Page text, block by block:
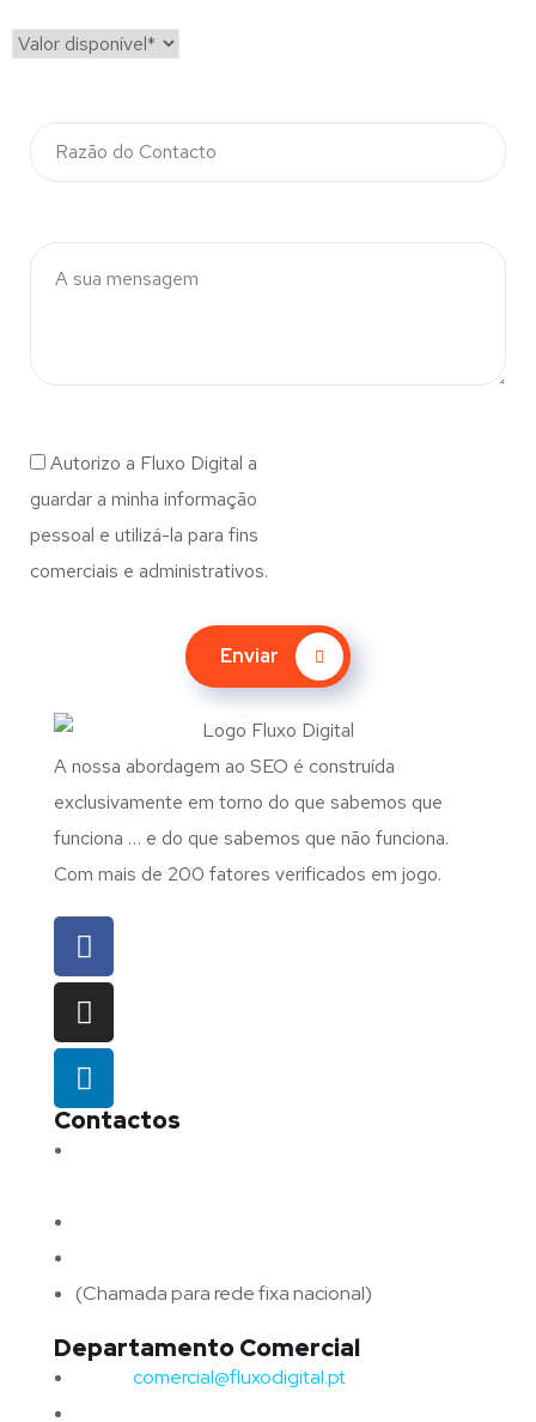
Autorizo a Fluxo Digital a
guardar a minha informação
pessoal e utilizá-la para fins
comerciais e administrativos.
Enviar
A nossa abordagem ao SEO é construída
exclusivamente em torno do que sabemos que
funciona … e do que sabemos que não funciona.
Com mais de 200 fatores verificados em jogo.
Contactos
(Chamada para rede fixa nacional)
Departamento Comercial
comercial@fluxodigital.pt